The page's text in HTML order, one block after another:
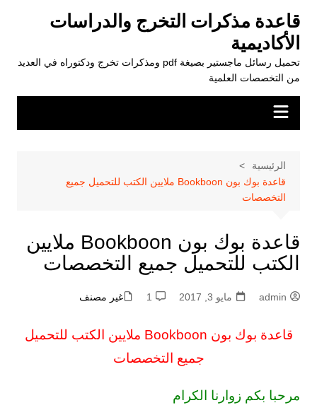
المحتوى
قاعدة مذكرات التخرج والدراسات
الأكاديمية
تحميل رسائل ماجستير بصيغة pdf ومذكرات تخرج ودكتوراه في العديد
من التخصصات العلمية
الرئيسية
قاعدة بوك بون Bookboon ملايين الكتب للتحميل جميع
التخصصات
قاعدة بوك بون Bookboon ملايين
الكتب للتحميل جميع التخصصات
admin مايو 3, 2017 1 غير مصنف
قاعدة بوك بون Bookboon ملايين الكتب للتحميل
جميع التخصصات
مرحبا بكم زوارنا الكرام